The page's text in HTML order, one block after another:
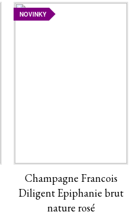
NOVINKY
Champagne Francois
Diligent Epiphanie brut
nature rosé